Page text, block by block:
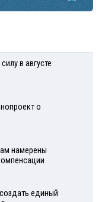
в августе
о
намерены
единый